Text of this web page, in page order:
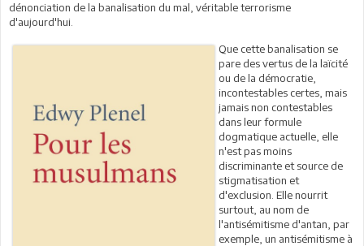
dénonciation de la banalisation du mal, véritable terrorisme
d'aujourd'hui.
Que cette banalisation se
pare des vertus de la laïcité
ou de la démocratie,
incontestables certes, mais
jamais non contestables
dans leur formule
dogmatique actuelle, elle
n'est pas moins
discriminante et source de
stigmatisation et
d'exclusion. Elle nourrit
surtout, au nom de
l'antisémitisme d'antan, par
exemple, un antisémitisme à